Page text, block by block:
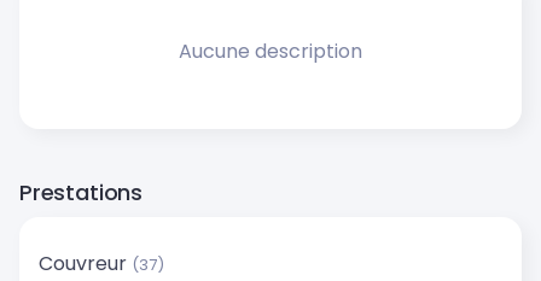
Aucune description
Prestations
Couvreur (37)